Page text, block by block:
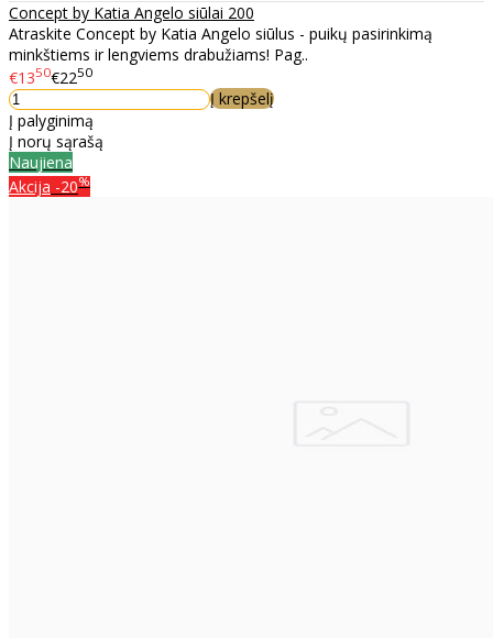
Concept by Katia Angelo siūlai 200
Atraskite Concept by Katia Angelo siūlus - puikų pasirinkimą
minkštiems ir lengviems drabužiams! Pag..
€1350€2250
Į krepšelį
Į palyginimą
Į norų sąrašą
Naujiena
Akcija -20%